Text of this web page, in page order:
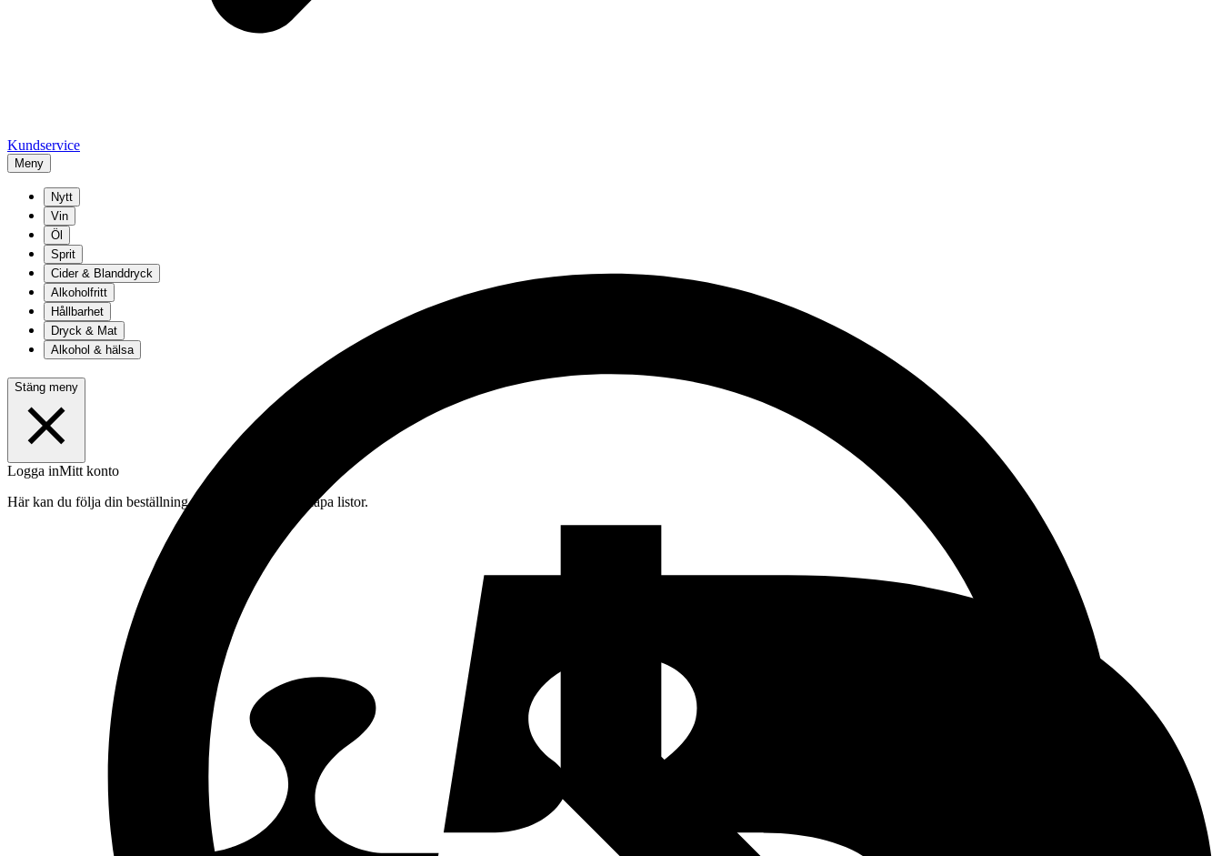
Kundservice
Meny
Nytt
Vin
Öl
Sprit
Cider & Blanddryck
Alkoholfritt
Hållbarhet
Dryck & Mat
Alkohol & hälsa
Stäng meny
Logga inMitt konto
Här kan du följa din beställning, spara drycker och skapa listor.